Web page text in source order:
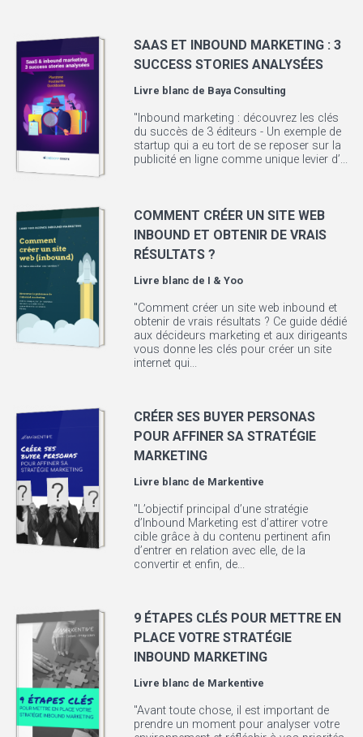
SAAS ET INBOUND MARKETING : 3
SUCCESS STORIES ANALYSÉES
Livre blanc de Baya Consulting
"Inbound marketing : découvrez les clés
du succès de 3 éditeurs - Un exemple de
startup qui a eu tort de se reposer sur la
publicité en ligne comme unique levier d’...
COMMENT CRÉER UN SITE WEB
INBOUND ET OBTENIR DE VRAIS
RÉSULTATS ?
Livre blanc de I & Yoo
"Comment créer un site web inbound et
obtenir de vrais résultats ? Ce guide dédié
aux décideurs marketing et aux dirigeants
vous donne les clés pour créer un site
internet qui...
CRÉER SES BUYER PERSONAS
POUR AFFINER SA STRATÉGIE
MARKETING
Livre blanc de Markentive
"L’objectif principal d’une stratégie
d’Inbound Marketing est d’attirer votre
cible grâce à du contenu pertinent afin
d’entrer en relation avec elle, de la
convertir et enfin, de...
9 ÉTAPES CLÉS POUR METTRE EN
PLACE VOTRE STRATÉGIE
INBOUND MARKETING
Livre blanc de Markentive
"Avant toute chose, il est important de
prendre un moment pour analyser votre